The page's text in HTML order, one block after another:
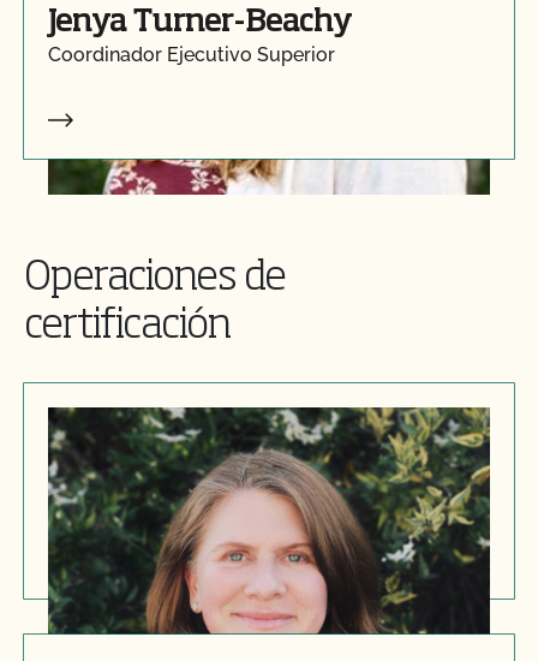
Jenya Turner-Beachy
Coordinador Ejecutivo Superior
Operaciones de
certificación
Renee McKeon
Director de Operaciones de Certificación